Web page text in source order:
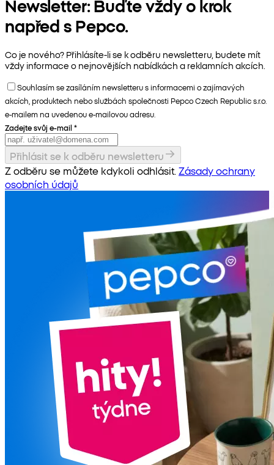
Newsletter: Buďte vždy o krok
napřed s Pepco.
Co je nového? Přihlásíte-li se k odběru newsletteru, budete mít
vždy informace o nejnovějších nabídkách a reklamních akcích.
Souhlasím se zasíláním newsletteru s informacemi o zajímavých
akcích, produktech nebo službách společnosti Pepco Czech Republic s.r.o.
e-mailem na uvedenou e-mailovou adresu.
Zadejte svůj e-mail *
Přihlásit se k odběru newsletteru
Z odběru se můžete kdykoli odhlásit. Zásady ochrany
osobních údajů